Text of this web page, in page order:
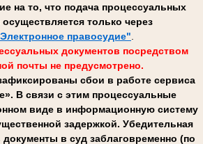
на то, что подача процессуальных
только через
правосудие"
документов посредством
почты не предусмотрено.
сбои в работе сервиса
В связи с этим процессуальные
виде в информационную систему
задержкой. Убедительная
в суд заблаговременно (по